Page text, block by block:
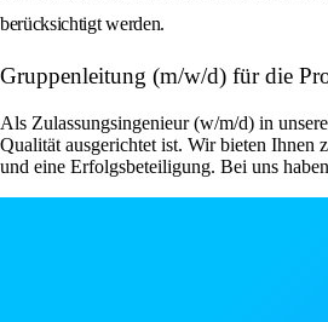
berücksichtigt werden.
Gruppenleitung (m/w/d) für die
Als Zulassungsingenieur (w/m/d) in
Qualität ausgerichtet ist. Wir bieten Ihnen
und eine Erfolgsbeteiligung. Bei uns